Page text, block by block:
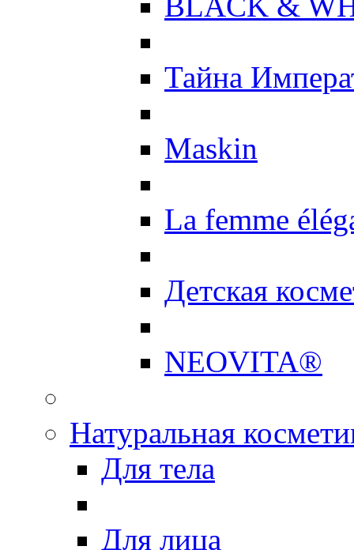
Тайна
Maskin
La femme
Детская
NEOVITA®
Натуральная
Для тела
Для лица